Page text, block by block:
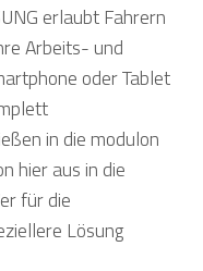
erlaubt Fahrern
Arbeits- und
oder Tablet
in die modulon
hier aus in die
für die
Lösung